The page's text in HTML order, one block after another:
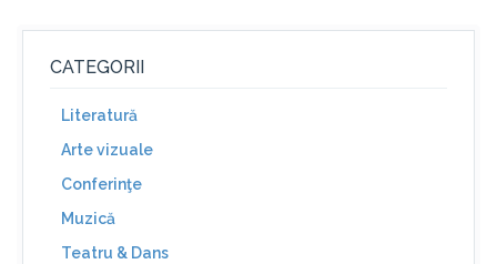
CATEGORII
Literatură
Arte vizuale
Conferinţe
Muzică
Teatru & Dans